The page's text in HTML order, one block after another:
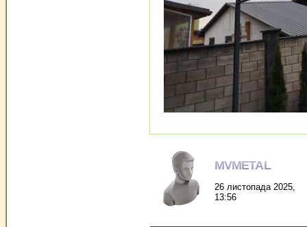
MVMETAL
26 листопада 2025,
13:56